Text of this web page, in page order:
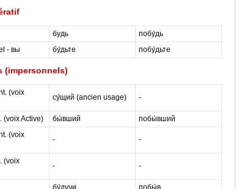
будь
побу́дь
- вы
бу́дьте побу́дьте
(impersonnels)
(voix
су́щий (ancien usage) -
(voix Active) бы́вший
побы́вший
(voix
- -
(voix
- -
бу́дучи побы́в